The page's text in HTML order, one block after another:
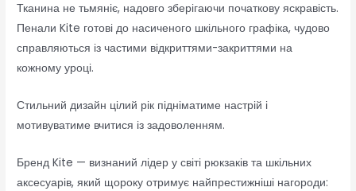
Тканина не тьмяніє, надовго зберігаючи початкову яскравість.
Пенали Kite готові до насиченого шкільного графіка, чудово
справляються із частими відкриттями-закриттями на
кожному уроці.
Стильний дизайн цілий рік підніматиме настрій і
мотивуватиме вчитися із задоволенням.
Бренд Kite — визнаний лідер у світі рюкзаків та шкільних
аксесуарів, який щороку отримує найпрестижніші нагороди: